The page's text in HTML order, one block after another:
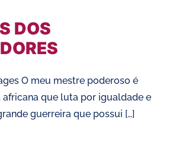
DOS
O meu mestre poderoso é
africana que luta por igualdade e
guerreira que possui […]